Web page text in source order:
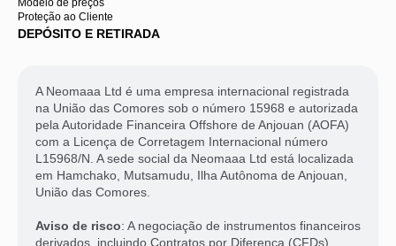
Modelo de preços
Proteção ao Cliente
DEPÓSITO E RETIRADA
A Neomaaa Ltd é uma empresa internacional registrada
na União das Comores sob o número 15968 e autorizada
pela Autoridade Financeira Offshore de Anjouan (AOFA)
com a Licença de Corretagem Internacional número
L15968/N. A sede social da Neomaaa Ltd está localizada
em Hamchako, Mutsamudu, Ilha Autônoma de Anjouan,
União das Comores.
Aviso de risco: A negociação de instrumentos financeiros
derivados, incluindo Contratos por Diferença (CFDs),